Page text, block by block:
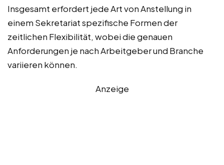
Insgesamt erfordert jede Art von Anstellung in
einem Sekretariat spezifische Formen der
zeitlichen Flexibilität, wobei die genauen
Anforderungen je nach Arbeitgeber und Branche
variieren können.
Anzeige